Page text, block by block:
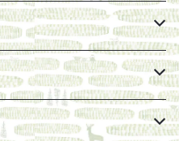
く売り続けたい一冊